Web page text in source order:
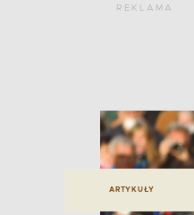
REKLAMA
ARTYKUŁY